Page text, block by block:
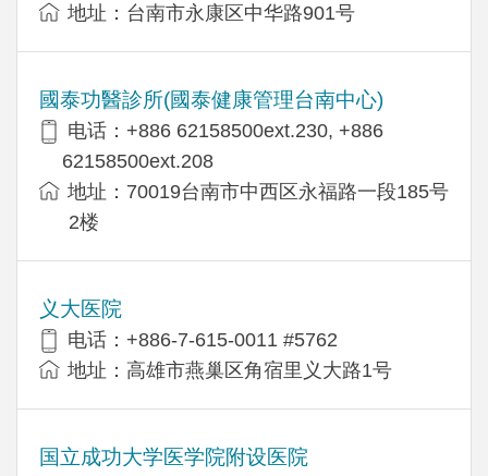
地址：台南市永康区中华路901号
國泰功醫診所(國泰健康管理台南中心)
电话：+886 62158500ext.230, +886
62158500ext.208
地址：70019台南市中西区永福路一段185号
2楼
义大医院
电话：+886-7-615-0011 #5762
地址：高雄市燕巢区角宿里义大路1号
国立成功大学医学院附设医院